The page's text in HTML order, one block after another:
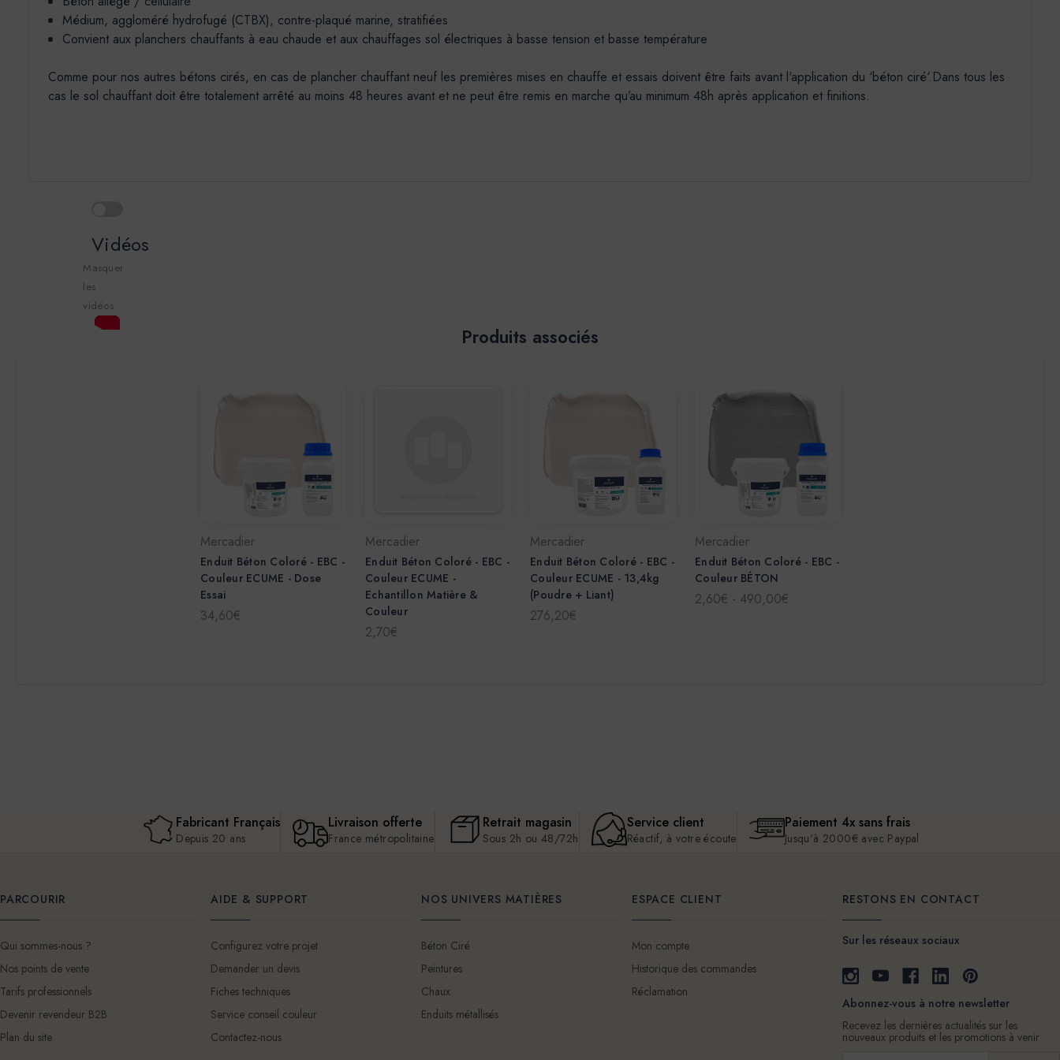
Médium, aggloméré hydrofugé (CTBX), contre-plaqué marine, stratifiées
Convient aux planchers chauffants à eau chaude et aux chauffages sol électriques à basse tension et basse température
Comme pour nos autres bétons cirés, en cas de plancher chauffant neuf les premières mises en chauffe et essais doivent être faits avant l'application du ‘béton ciré‘.Dans tous les
cas le sol chauffant doit être totalement arrêté au moins 48 heures avant et ne peut être remis en marche qu’au minimum 48h après application et finitions.
Vidéos
Masquer
les
vidéos
Produits associés
Mercadier
Enduit Béton Coloré - EBC -
Couleur ECUME - Dose
Essai
34,60€
Mercadier
Enduit Béton Coloré - EBC -
Couleur ECUME -
Echantillon Matière &
Couleur
2,70€
Mercadier
Enduit Béton Coloré - EBC -
Couleur ECUME - 13,4kg
(Poudre + Liant)
276,20€
Mercadier
Enduit Béton Coloré - EBC -
Couleur BÉTON
2,60€ - 490,00€
Fabricant Français
Depuis 20 ans
Livraison offerte
France métropolitaine
Retrait magasin
Sous 2h ou 48/72h
Service client
Réactif, à votre écoute
Paiement 4x sans frais
Jusqu'à 2000€ avec Paypal
PARCOURIR
Qui sommes-nous ?
Nos points de vente
Tarifs professionnels
Devenir revendeur B2B
Plan du site
AIDE & SUPPORT
Configurez votre projet
Demander un devis
Fiches techniques
Service conseil couleur
Contactez-nous
NOS UNIVERS MATIÈRES
Béton Ciré
Peintures
Chaux
Enduits métallisés
ESPACE CLIENT
Mon compte
Historique des commandes
Réclamation
RESTONS EN CONTACT
Sur les réseaux sociaux
Abonnez-vous à notre newsletter
Recevez les dernières actualités sur les
nouveaux produits et les promotions à venir